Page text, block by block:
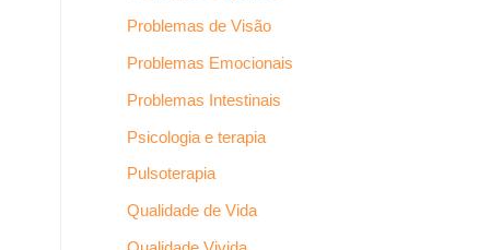
Problemas de Visão
Problemas Emocionais
Problemas Intestinais
Psicologia e terapia
Pulsoterapia
Qualidade de Vida